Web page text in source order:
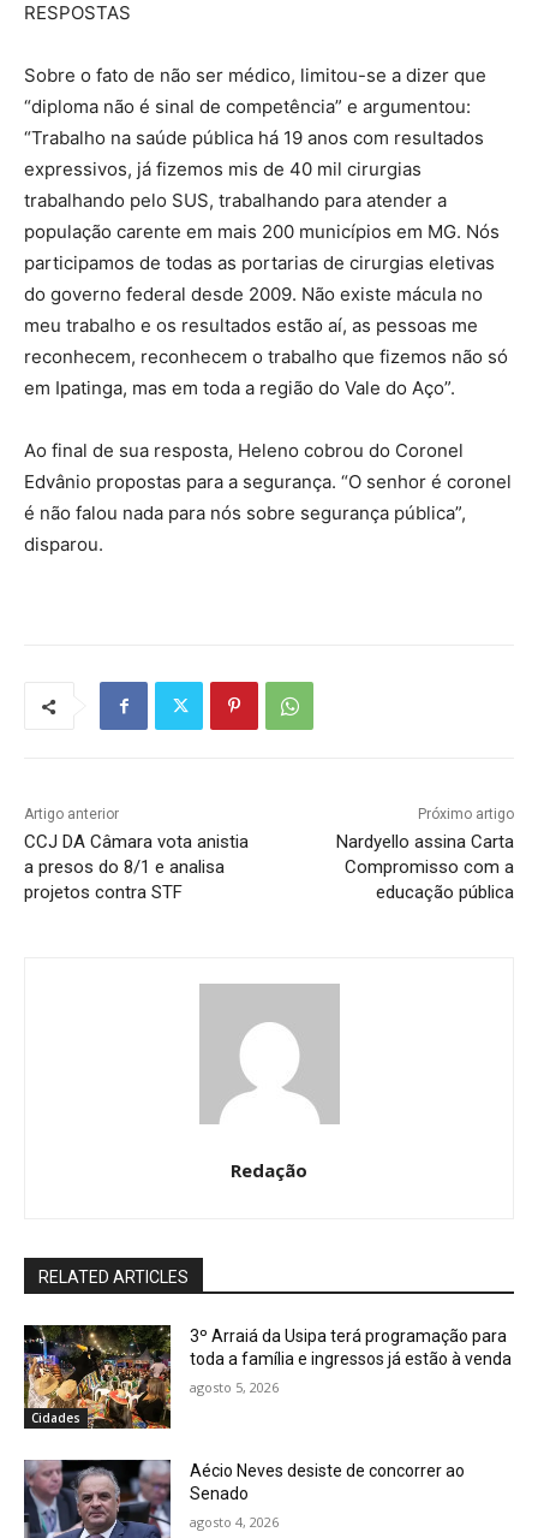
RESPOSTAS
Sobre o fato de não ser médico, limitou-se a dizer que
“diploma não é sinal de competência” e argumentou:
“Trabalho na saúde pública há 19 anos com resultados
expressivos, já fizemos mis de 40 mil cirurgias
trabalhando pelo SUS, trabalhando para atender a
população carente em mais 200 municípios em MG. Nós
participamos de todas as portarias de cirurgias eletivas
do governo federal desde 2009. Não existe mácula no
meu trabalho e os resultados estão aí, as pessoas me
reconhecem, reconhecem o trabalho que fizemos não só
em Ipatinga, mas em toda a região do Vale do Aço”.
Ao final de sua resposta, Heleno cobrou do Coronel
Edvânio propostas para a segurança. “O senhor é coronel
é não falou nada para nós sobre segurança pública”,
disparou.
Artigo anterior
CCJ DA Câmara vota anistia
a presos do 8/1 e analisa
projetos contra STF
Próximo artigo
Nardyello assina Carta
Compromisso com a
educação pública
Redação
RELATED ARTICLES
Cidades
3º Arraiá da Usipa terá programação para
toda a família e ingressos já estão à venda
agosto 5, 2026
Aécio Neves desiste de concorrer ao
Senado
agosto 4, 2026